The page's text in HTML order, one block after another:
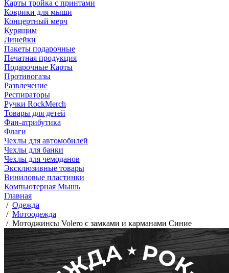
Карты тройка с принтами
Коврики для мыши
Концертный мерч
Курящим
Линейки
Пакеты подарочные
Печатная продукция
Подарочные Карты
Противогазы
Развлечение
Респираторы
Ручки RockMerch
Товары для детей
Фан-атрибутика
Флаги
Чехлы для автомобилей
Чехлы для банки
Чехлы для чемоданов
Эксклюзивные товары
Виниловые пластинки
Компьютерная Мышь
Главная
/ Одежда
/ Мотоодежда
/ Мотоджинсы Volero с замками и карманами Синие